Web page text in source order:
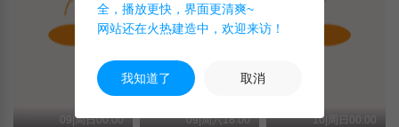
09|周日00:00 09|周六18:00 10|周日00:00
全，播放更快，界面更清爽~
网站还在火热建造中，欢迎来访！
我知道了 取消